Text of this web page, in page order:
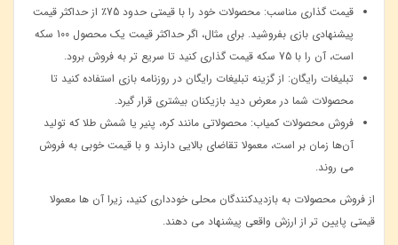
قیمت‌ گذاری مناسب: محصولات خود را با قیمتی حدود 75 ٪ از حداکثر قیمت
پیشنهادی بازی بفروشید. برای مثال، اگر حداکثر قیمت یک محصول 100 سکه
است، آن را با 75 سکه قیمت ‌گذاری کنید تا سریع ‌تر به فروش برود
.
تبلیغات رایگان: از گزینه تبلیغات رایگان در روزنامه بازی استفاده کنید تا
محصولات شما در معرض دید بازیکنان بیشتری قرار گیرد.
فروش محصولات کمیاب: محصولاتی مانند کره، پنیر یا شمش طلا که تولید
آن‌ها زمان‌ بر است، معمولا تقاضای بالایی دارند و با قیمت خوبی به فروش
می ‌روند.
از فروش محصولات به بازدیدکنندگان محلی خودداری کنید، زیرا آن ‌ها معمولا
قیمتی پایین ‌تر از ارزش واقعی پیشنهاد می ‌دهند.